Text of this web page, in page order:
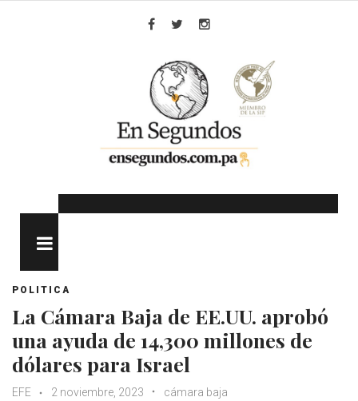
POLITICA
La Cámara Baja de EE.UU. aprobó
una ayuda de 14,300 millones de
dólares para Israel
EFE 2 noviembre, 2023
cámara baja